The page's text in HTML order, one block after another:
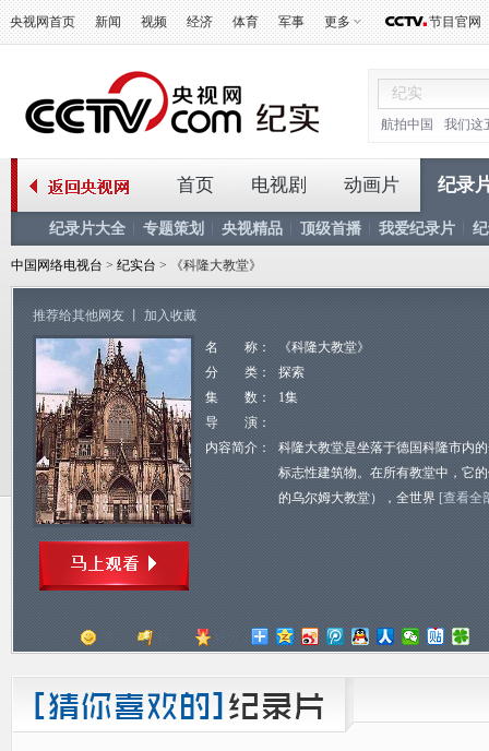
央视网首页 新闻 视频 经济 体育 军事 更多 节目官网
航拍中国 我们这
首页 电视剧 动画片 纪录
纪录片大全 专题策划 央视精品 顶级首播 我爱纪录片
中国网络电视台 > 纪实台 > 《科隆大教堂》
推荐给其他网友 加入收藏
名 称：
《科隆大教堂》
分 类：
探索
集 数：
1集
导 演：
内容简介：
科隆大教堂是坐落于德国科隆市内
标志性建筑物。在所有教堂中，它
的乌尔姆大教堂），全世界 [查看全